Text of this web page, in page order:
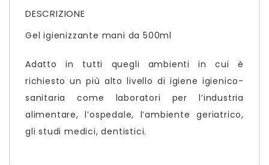
DESCRIZIONE
Gel igienizzante mani da 500ml
Adatto in tutti quegli ambienti in cui è
richiesto un più alto livello di igiene igienico-
sanitaria come laboratori per l’industria
alimentare, l’ospedale, l’ambiente geriatrico,
gli studi medici, dentistici.